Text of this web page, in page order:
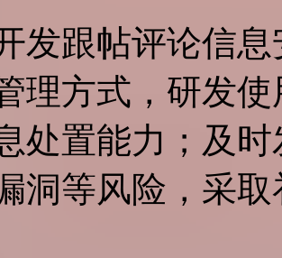
发跟帖评论信
理方式，研发
处置能力；及
洞等风险，采